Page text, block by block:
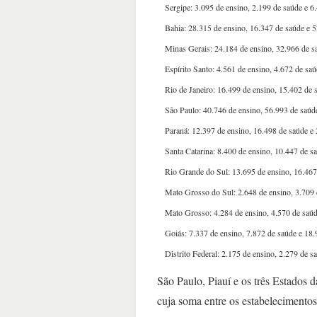
Sergipe: 3.095 de ensino, 2.199 de saúde e
Bahia: 28.315 de ensino, 16.347 de saúde e
Minas Gerais: 24.184 de ensino, 32.966 de
Espírito Santo: 4.561 de ensino, 4.672 de
Rio de Janeiro: 16.499 de ensino, 15.402 de
São Paulo: 40.746 de ensino, 56.993 de
Paraná: 12.397 de ensino, 16.498 de saúde
Santa Catarina: 8.400 de ensino, 10.447 de
Rio Grande do Sul: 13.695 de ensino,
Mato Grosso do Sul: 2.648 de ensino, 3.709
Mato Grosso: 4.284 de ensino, 4.570 de
Goiás: 7.337 de ensino, 7.872 de saúde e
Distrito Federal: 2.175 de ensino, 2.279 de
São Paulo, Piauí e os três Estados
cuja soma entre os